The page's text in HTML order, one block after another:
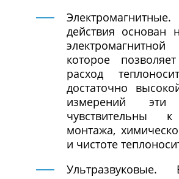
действия основан
которое
расход
достаточно
измерений эти
чувствительны к
монтажа,
и чистоте
Ультразвуковые.